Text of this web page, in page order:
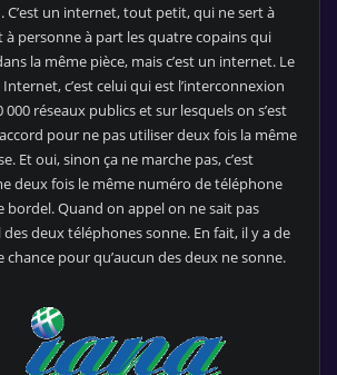
C’est un internet, tout petit, qui ne sert à
à personne à part les quatre copains qui
la même pièce, mais c’est un internet. Le
c’est celui qui est l’interconnexion
000 réseaux publics et sur lesquels on s’est
pour ne pas utiliser deux fois la même
Et oui, sinon ça ne marche pas, c’est
deux fois le même numéro de téléphone
bordel. Quand on appel on ne sait pas
des deux téléphones sonne. En fait, il y a de
chance pour qu’aucun des deux ne sonne.